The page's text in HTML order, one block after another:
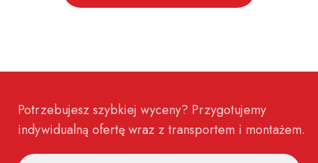
Potrzebujesz szybkiej wyceny? Przygotujemy
indywidualną ofertę wraz z transportem i montażem.